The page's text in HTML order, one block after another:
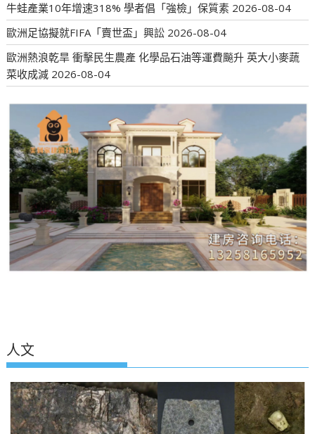
牛蛙產業10年增速318% 學者倡「強檢」保質素 2026-08-04
歐洲足協擬就FIFA「賣世盃」興訟 2026-08-04
歐洲熱浪乾旱 衝擊民生農產 化學品石油等運費飈升 英大小麥蔬
菜收成減 2026-08-04
人文